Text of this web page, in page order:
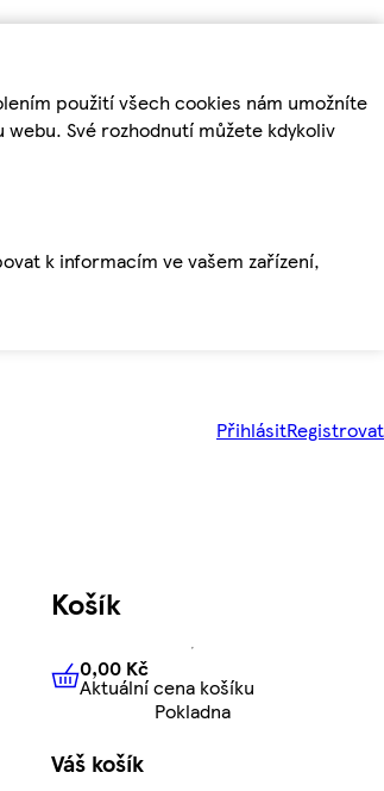
použití všech cookies nám umožníte
Své rozhodnutí můžete kdykoliv
k informacím ve vašem zařízení,
PřihlásitRegistrovat
Košík
0,00 KčAktuální cena košíku
0,00 Kč
Aktuální cena košíku
Pokladna
Váš košík